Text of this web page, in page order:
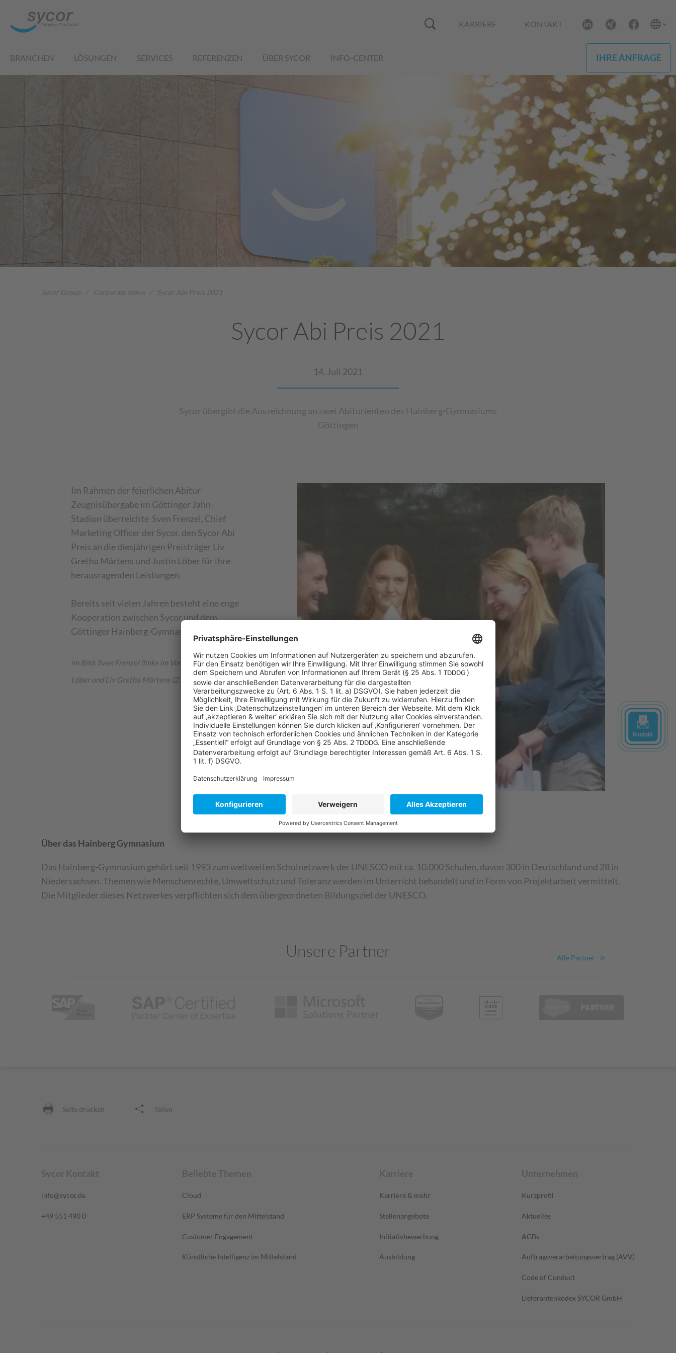
KARRIERE KONTAKT
BRANCHEN LÖSUNGEN SERVICES REFERENZEN ÜBER SYCOR INFO-CENTER IHRE ANFRAGE
Sycor Group Corporate News Sycor Abi Preis 2021
Sycor Abi Preis 2021
14. Juli 2021
Sycor übergibt die Auszeichnung an zwei Abiturienten des Hainberg-Gymnasiums
Göttingen
Im Rahmen der feierlichen Abitur-
Zeugnisübergabe im Göttinger Jahn-
Stadion überreichte Sven Frenzel, Chief
Marketing Officer der Sycor, den Sycor Abi
Preis an die diesjährigen Preisträger Liv
Gretha Märtens und Justin Löber für ihre
herausragenden Leistungen.
Bereits seit vielen Jahren besteht eine enge
Kooperation zwischen Sycor und dem
Göttinger Hainberg-Gymnasium.
im Bild: Sven Frenzel (links im Vordergrund), Justin
Löber und Liv Gretha Märtens (2. und 3. von rechts)
Über das Hainberg Gymnasium
Das Hainberg-Gymnasium gehört seit 1993 zum weltweiten Schulnetzwerk der UNESCO mit ca. 10.000 Schulen, davon 300 in Deutschland und 28 in
Niedersachsen. Themen wie Menschenrechte, Umweltschutz und Toleranz werden im Unterricht behandelt und in Form von Projektarbeit vermittelt.
Die Mitglieder dieses Netzwerkes verpflichten sich dem übergeordneten Bildungsziel der UNESCO.
Unsere Partner Alle Partner
Seite drucken Teilen
Sycor Kontakt
info@sycor.de
+49 551 490 0
Beliebte Themen
Cloud
ERP Systeme für den Mittelstand
Customer Engagement
Künstliche Intelligenz im Mittelstand
Karriere
Karriere & mehr
Stellenangebote
Initiativbewerbung
Ausbildung
Unternehmen
Kurzprofil
Aktuelles
AGBs
Auftragsverarbeitungsvertrag (AVV)
Code of Conduct
Lieferantenkodex SYCOR GmbH